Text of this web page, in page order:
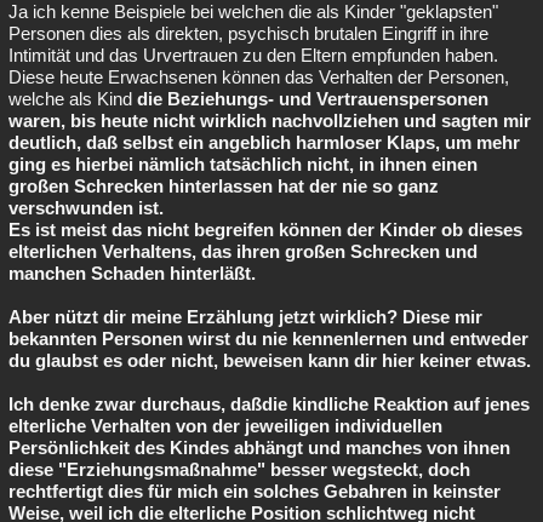
Ja ich kenne Beispiele bei welchen die als Kinder "geklapsten"
Personen dies als direkten, psychisch brutalen Eingriff in ihre
Intimität und das Urvertrauen zu den Eltern empfunden haben.
Diese heute Erwachsenen können das Verhalten der Personen,
welche als Kind die Beziehungs- und Vertrauenspersonen
waren, bis heute nicht wirklich nachvollziehen und sagten mir
deutlich, daß selbst ein angeblich harmloser Klaps, um mehr
ging es hierbei nämlich tatsächlich nicht, in ihnen einen
großen Schrecken hinterlassen hat der nie so ganz
verschwunden ist.
Es ist meist das nicht begreifen können der Kinder ob dieses
elterlichen Verhaltens, das ihren großen Schrecken und
manchen Schaden hinterläßt.
Aber nützt dir meine Erzählung jetzt wirklich? Diese mir
bekannten Personen wirst du nie kennenlernen und entweder
du glaubst es oder nicht, beweisen kann dir hier keiner etwas.
Ich denke zwar durchaus, daßdie kindliche Reaktion auf jenes
elterliche Verhalten von der jeweiligen individuellen
Persönlichkeit des Kindes abhängt und manches von ihnen
diese "Erziehungsmaßnahme" besser wegsteckt, doch
rechtfertigt dies für mich ein solches Gebahren in keinster
Weise, weil ich die elterliche Position schlichtweg nicht